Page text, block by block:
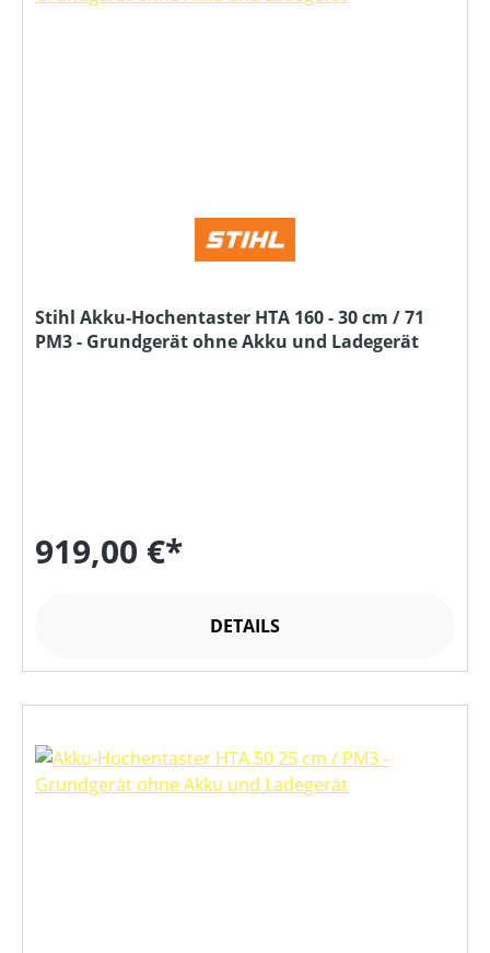
Stihl Akku-Hochentaster HTA 160 - 30 cm / 71
PM3 - Grundgerät ohne Akku und Ladegerät
919,00 €*
DETAILS